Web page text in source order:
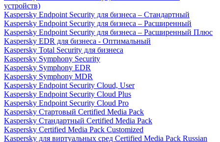
устройств)
Kaspersky Endpoint Security для бизнеса – Стандартный
Kaspersky Endpoint Security для бизнеса – Расширенный
Kaspersky Endpoint Security для бизнеса – Расширенный Плюс
Kaspersky EDR для бизнеса - Оптимальный
Kaspersky Total Security для бизнеса
Kaspersky Symphony Security
Kaspersky Symphony EDR
Kaspersky Symphony MDR
Kaspersky Endpoint Security Cloud, User
Kaspersky Endpoint Security Cloud Plus
Kaspersky Endpoint Security Cloud Pro
Kaspersky Стартовый Certified Media Pack
Kaspersky Стандартный Certified Media Pack
Kaspersky Certified Media Pack Customized
Kaspersky для виртуальных сред Certified Media Pack Russian